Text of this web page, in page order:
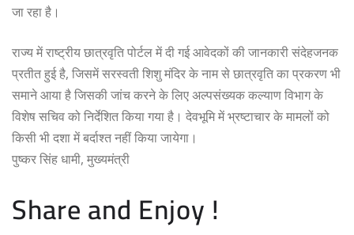
जा रहा है।
राज्य में राष्ट्रीय छात्रवृति पोर्टल में दी गई आवेदकों की जानकारी संदेहजनक
प्रतीत हुई है, जिसमें सरस्वती शिशु मंदिर के नाम से छात्रवृति का प्रकरण भी
समाने आया है जिसकी जांच करने के लिए अल्पसंख्यक कल्याण विभाग के
विशेष सचिव को निर्देशित किया गया है। देवभूमि में भ्रष्टाचार के मामलों को
किसी भी दशा में बर्दाश्त नहीं किया जायेगा।
पुष्कर सिंह धामी, मुख्यमंत्री
Share and Enjoy !